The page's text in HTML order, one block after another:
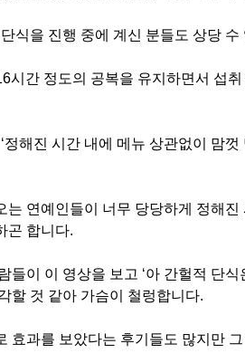
식을 진행 중에 계신 분들도 상당 수
시간 정도의 공복을 유지하면서 섭
정해진 시간 내에 메뉴 상관없이 맘
는 연예인들이 너무 당당하게 정해
곤 합니다.
들이 이 영상을 보고 ‘아 간헐적 단
할 것 같아 가슴이 철렁합니다.
효과를 보았다는 후기들도 많지만